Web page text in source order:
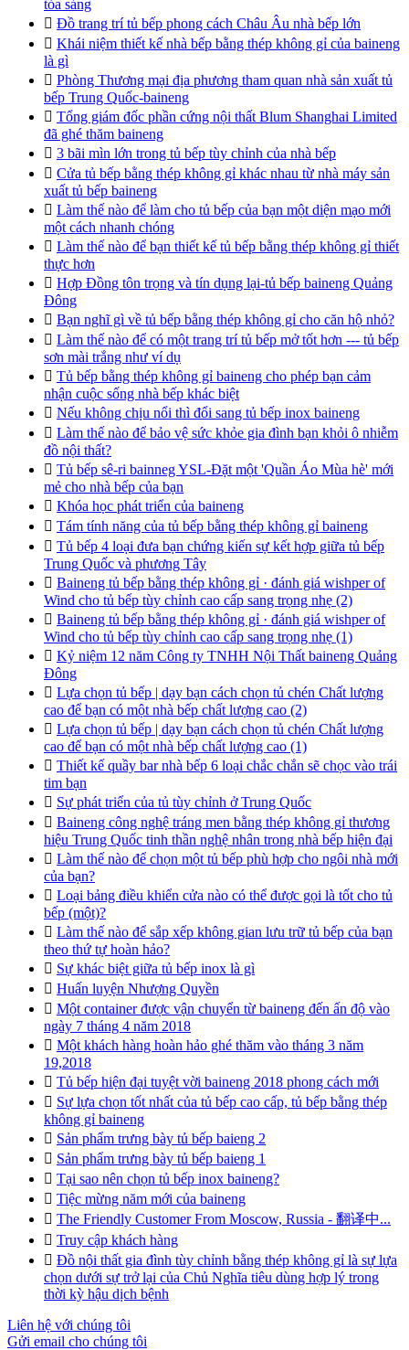
tỏa sáng
 Đồ trang trí tủ bếp phong cách Châu Âu nhà bếp lớn
 Khái niệm thiết kế nhà bếp bằng thép không gỉ của baineng
là gì
 Phòng Thương mại địa phương tham quan nhà sản xuất tủ
bếp Trung Quốc-baineng
 Tổng giám đốc phần cứng nội thất Blum Shanghai Limited
đã ghé thăm baineng
 3 bãi mìn lớn trong tủ bếp tùy chỉnh của nhà bếp
 Cửa tủ bếp bằng thép không gỉ khác nhau từ nhà máy sản
xuất tủ bếp baineng
 Làm thế nào để làm cho tủ bếp của bạn một diện mạo mới
một cách nhanh chóng
 Làm thế nào để bạn thiết kế tủ bếp bằng thép không gỉ thiết
thực hơn
 Hợp Đồng tôn trọng và tín dụng lại-tủ bếp baineng Quảng
Đông
 Bạn nghĩ gì về tủ bếp bằng thép không gỉ cho căn hộ nhỏ?
 Làm thế nào để có một trang trí tủ bếp mở tốt hơn --- tủ bếp
sơn mài trắng như ví dụ
 Tủ bếp bằng thép không gỉ baineng cho phép bạn cảm
nhận cuộc sống nhà bếp khác biệt
 Nếu không chịu nổi thì đổi sang tủ bếp inox baineng
 Làm thế nào để bảo vệ sức khỏe gia đình bạn khỏi ô nhiễm
đồ nội thất?
 Tủ bếp sê-ri bainneg YSL-Đặt một 'Quần Áo Mùa hè' mới
mẻ cho nhà bếp của bạn
 Khóa học phát triển của baineng
 Tám tính năng của tủ bếp bằng thép không gỉ baineng
 Tủ bếp 4 loại đưa bạn chứng kiến sự kết hợp giữa tủ bếp
Trung Quốc và phương Tây
 Baineng tủ bếp bằng thép không gỉ · đánh giá wishper of
Wind cho tủ bếp tùy chỉnh cao cấp sang trọng nhẹ (2)
 Baineng tủ bếp bằng thép không gỉ · đánh giá wishper of
Wind cho tủ bếp tùy chỉnh cao cấp sang trọng nhẹ (1)
 Kỷ niệm 12 năm Công ty TNHH Nội Thất baineng Quảng
Đông
 Lựa chọn tủ bếp | dạy bạn cách chọn tủ chén Chất lượng
cao để bạn có một nhà bếp chất lượng cao (2)
 Lựa chọn tủ bếp | dạy bạn cách chọn tủ chén Chất lượng
cao để bạn có một nhà bếp chất lượng cao (1)
 Thiết kế quầy bar nhà bếp 6 loại chắc chắn sẽ chọc vào trái
tim bạn
 Sự phát triển của tủ tùy chỉnh ở Trung Quốc
 Baineng công nghệ tráng men bằng thép không gỉ thương
hiệu Trung Quốc tinh thần nghệ nhân trong nhà bếp hiện đại
 Làm thế nào để chọn một tủ bếp phù hợp cho ngôi nhà mới
của bạn?
 Loại bảng điều khiển cửa nào có thể được gọi là tốt cho tủ
bếp (một)?
 Làm thế nào để sắp xếp không gian lưu trữ tủ bếp của bạn
theo thứ tự hoàn hảo?
 Sự khác biệt giữa tủ bếp inox là gì
 Huấn luyện Nhượng Quyền
 Một container được vận chuyển từ baineng đến ấn độ vào
ngày 7 tháng 4 năm 2018
 Một khách hàng hoàn hảo ghé thăm vào tháng 3 năm
19,2018
 Tủ bếp hiện đại tuyệt vời baineng 2018 phong cách mới
 Sự lựa chọn tốt nhất của tủ bếp cao cấp, tủ bếp bằng thép
không gỉ baineng
 Sản phẩm trưng bày tủ bếp baieng 2
 Sản phẩm trưng bày tủ bếp baieng 1
 Tại sao nên chọn tủ bếp inox baineng?
 Tiệc mừng năm mới của baineng
 The Friendly Customer From Moscow, Russia - 翻译中...
 Truy cập khách hàng
 Đồ nội thất gia đình tùy chỉnh bằng thép không gỉ là sự lựa
chọn dưới sự trở lại của Chủ Nghĩa tiêu dùng hợp lý trong
thời kỳ hậu dịch bệnh
Liên hệ với chúng tôi
Gửi email cho chúng tôi